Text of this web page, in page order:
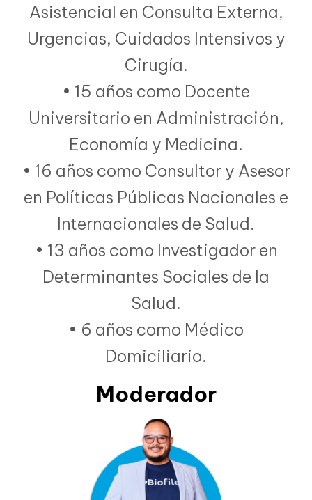
Asistencial en Consulta Externa,
Urgencias, Cuidados Intensivos y
Cirugía.
• 15 años como Docente
Universitario en Administración,
Economía y Medicina.
• 16 años como Consultor y Asesor
en Políticas Públicas Nacionales e
Internacionales de Salud.
• 13 años como Investigador en
Determinantes Sociales de la
Salud.
• 6 años como Médico
Domiciliario.
Moderador